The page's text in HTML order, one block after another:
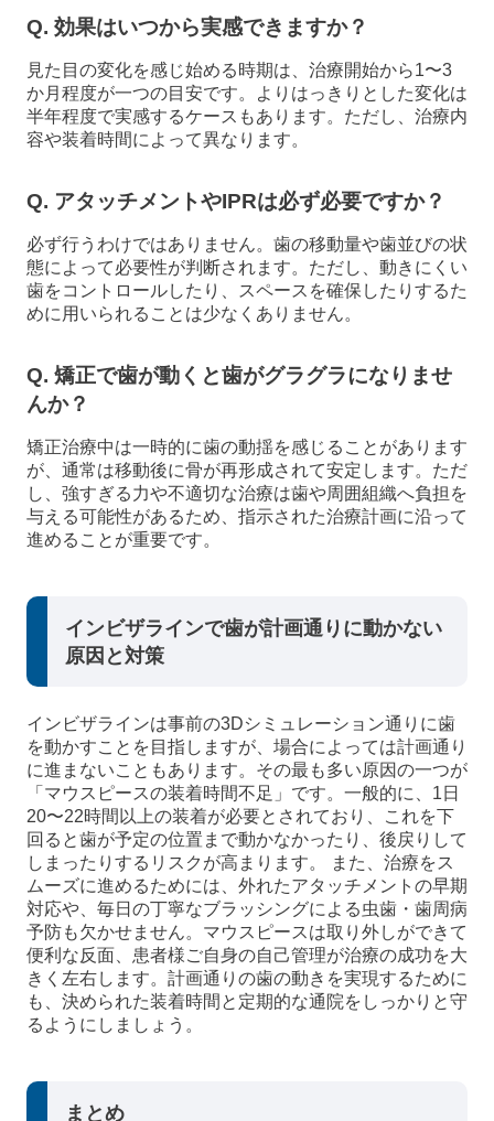
Q. 効果はいつから実感できますか？
見た目の変化を感じ始める時期は、治療開始から1〜3
か月程度が一つの目安です。よりはっきりとした変化は
半年程度で実感するケースもあります。ただし、治療内
容や装着時間によって異なります。
Q. アタッチメントやIPRは必ず必要ですか？
必ず行うわけではありません。歯の移動量や歯並びの状
態によって必要性が判断されます。ただし、動きにくい
歯をコントロールしたり、スペースを確保したりするた
めに用いられることは少なくありません。
Q. 矯正で歯が動くと歯がグラグラになりませ
んか？
矯正治療中は一時的に歯の動揺を感じることがあります
が、通常は移動後に骨が再形成されて安定します。ただ
し、強すぎる力や不適切な治療は歯や周囲組織へ負担を
与える可能性があるため、指示された治療計画に沿って
進めることが重要です。
インビザラインで歯が計画通りに動かない
原因と対策
インビザラインは事前の3Dシミュレーション通りに歯
を動かすことを目指しますが、場合によっては計画通り
に進まないこともあります。その最も多い原因の一つが
「マウスピースの装着時間不足」です。一般的に、1日
20〜22時間以上の装着が必要とされており、これを下
回ると歯が予定の位置まで動かなかったり、後戻りして
しまったりするリスクが高まります。 また、治療をス
ムーズに進めるためには、外れたアタッチメントの早期
対応や、毎日の丁寧なブラッシングによる虫歯・歯周病
予防も欠かせません。マウスピースは取り外しができて
便利な反面、患者様ご自身の自己管理が治療の成功を大
きく左右します。計画通りの歯の動きを実現するために
も、決められた装着時間と定期的な通院をしっかりと守
るようにしましょう。
まとめ